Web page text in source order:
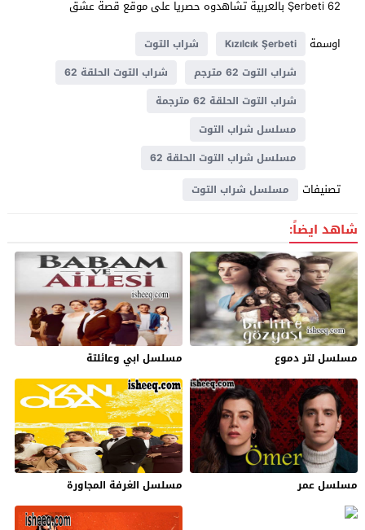
Şerbeti 62 بالعربية تشاهدوه حصريا على موقع قصة عشق
اوسمة
Kızılcık Şerbeti
شراب التوت
شراب التوت 62 مترجم
شراب التوت الحلقة 62
شراب التوت الحلقة 62 مترجمة
مسلسل شراب التوت
مسلسل شراب التوت الحلقة 62
تصنيفات مسلسل شراب التوت
شاهد ايضاً:
مسلسل لتر دموع مسلسل ابي وعائلتة
مسلسل عمر مسلسل الغرفة المجاورة